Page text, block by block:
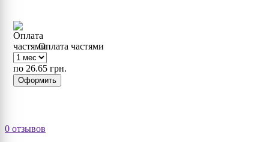
Оплата частями
по 26.65 грн.
Оформить
0 отзывов